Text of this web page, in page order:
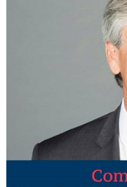
一晃三十年，初夏又
园“中华日三十周年特
筝声与琴韵交汇：刘